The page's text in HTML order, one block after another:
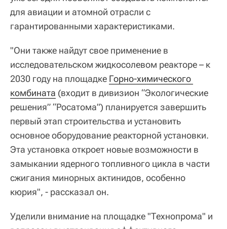
для авиации и атомной отрасли с
гарантированными характеристиками.
"Они также найдут свое применение в
исследовательском жидкосолевом реакторе – к
2030 году на площадке Горно-химического
комбината (входит в дивизион “Экологические
решения” “Росатома”) планируется завершить
первый этап строительства и установить
основное оборудование реакторной установки.
Эта установка откроет новые возможности в
замыкании ядерного топливного цикла в части
сжигания минорных актинидов, особенно
кюрия", - рассказал он.
Уделили внимание на площадке "Технопрома" и